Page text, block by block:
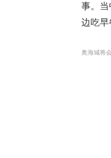
事。
边吃早
奥海城将